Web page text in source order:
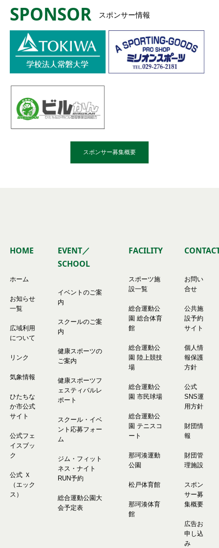
SPONSOR スポンサー情報
スポンサー募集概要
HOME
ホーム
お知らせ
一覧
広域利用
について
リンク
気象情報
ひたちな
か市公式
サイト
公式フェ
イスブッ
ク
公式 Ｘ
（エック
ス）
EVENT／
SCHOOL
イベントのご案
内
スクールのご案
内
健康スポーツの
ご案内
健康スポーツフ
ェスティバルレ
ポート
スクール・イベ
ント応募フォー
ム
ジム・フィット
ネス・ナイト
RUN予約
総合運動公園大
会予定表
FACILITY
スポーツ施
設一覧
総合運動公
園 総合体育
館
総合運動公
園 陸上競技
場
総合運動公
園 市民球場
総合運動公
園 テニスコ
ート
那珂湊運動
公園
松戸体育館
那珂湊体育
館
お問い
合せ
公共施
設予約
サイト
個人情
報保護
方針
公式
SNS運
用方針
財団情
報
財団管
理施設
スポン
サー募
集概要
広告お
申し込
み